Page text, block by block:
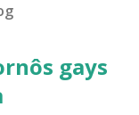
gays